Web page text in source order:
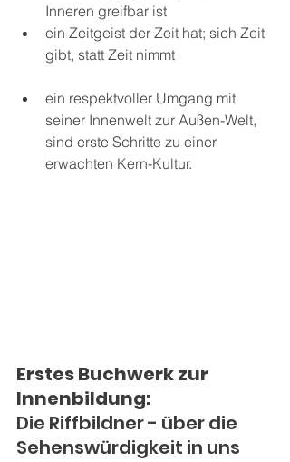
Inneren greifbar ist
ein Zeitgeist der Zeit hat; sich Zeit
gibt, statt Zeit nimmt
ein respektvoller Umgang mit
seiner Innenwelt zur Außen-Welt,
sind erste Schritte zu einer
erwachten Kern-Kultur.
Erstes Buchwerk zur
Innenbildung:
Die Riffbildner - über die
Sehenswürdigkeit in uns